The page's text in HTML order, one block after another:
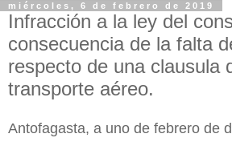
miércoles, 6 de febrero de 2019
Infracción a la ley del
consecuencia de la falta
respecto de una clausula
transporte aéreo.
Antofagasta, a uno de febrero de